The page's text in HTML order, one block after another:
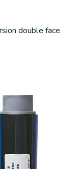
double face